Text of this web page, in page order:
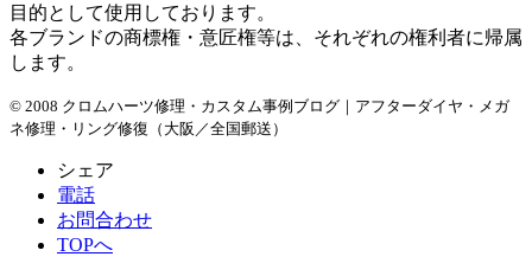
目的として使用しております。
各ブランドの商標権・意匠権等は、それぞれの権利者に帰属
します。
© 2008 クロムハーツ修理・カスタム事例ブログ｜アフターダイヤ・メガ
ネ修理・リング修復（大阪／全国郵送）
シェア
電話
お問合わせ
TOPへ